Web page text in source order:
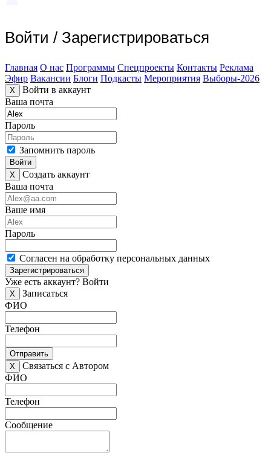
Войти / Зарегистрироваться
Главная О нас Программы Спецпроекты Контакты Реклама
Эфир Вакансии Блоги Подкасты Мероприятия Выборы-2026
X
Войти в аккаунт
Ваша почта
Пароль
Запомнить пароль
Войти
X
Создать аккаунт
Ваша почта
Ваше имя
Пароль
Согласен на обработку персональных данных
Зарегистрироваться
Уже есть аккаунт? Войти
X
Записаться
ФИО
Телефон
Отправить
X
Связаться с Автором
ФИО
Телефон
Сообщение